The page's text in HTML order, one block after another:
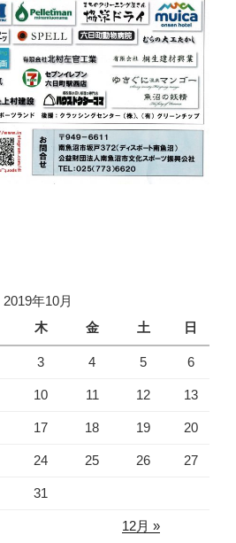
2019年10月
木 金 土 日
3 4 5 6
10 11 12 13
17 18 19 20
24 25 26 27
31
12月 »